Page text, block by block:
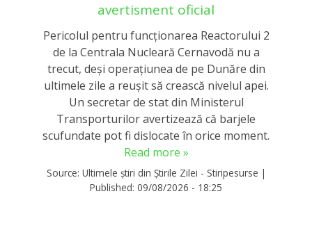
avertisment oficial
Pericolul pentru funcționarea Reactorului 2
de la Centrala Nucleară Cernavodă nu a
trecut, deși operațiunea de pe Dunăre din
ultimele zile a reușit să crească nivelul apei.
Un secretar de stat din Ministerul
Transporturilor avertizează că barjele
scufundate pot fi dislocate în orice moment.
Read more »
Source: Ultimele știri din Știrile Zilei - Stiripesurse |
Published: 09/08/2026 - 18:25